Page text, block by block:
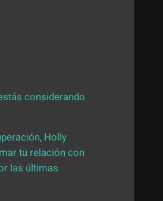
considerando
Holly
tu relación con
las últimas